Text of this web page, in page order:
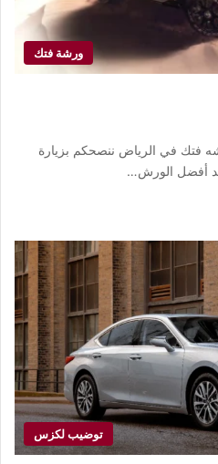
ورشة فتك
فتك في الرياض ننصحكم بزيارة
أفضل الورش…
توضيب لكزس